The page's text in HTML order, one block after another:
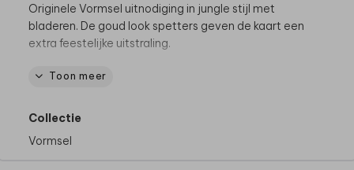
Originele Vormsel uitnodiging in jungle stijl met
bladeren. De goud look spetters geven de kaart een
extra feestelijke uitstraling.
Heb je nog vragen of wil je de kaart liever in een
ons op voor de mogelijkheden.
Toon meer
Collectie
Vormsel